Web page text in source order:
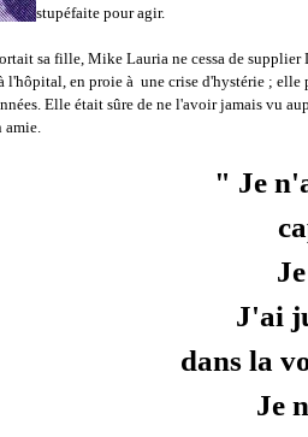
stupéfaite pour agir.
sa fille, Mike Lauria ne cessa de supplier
en proie à une crise d'hystérie ;
Elle était sûre de ne l'avoir jamais vu
amie.
" Je
J'ai
dans la
Je